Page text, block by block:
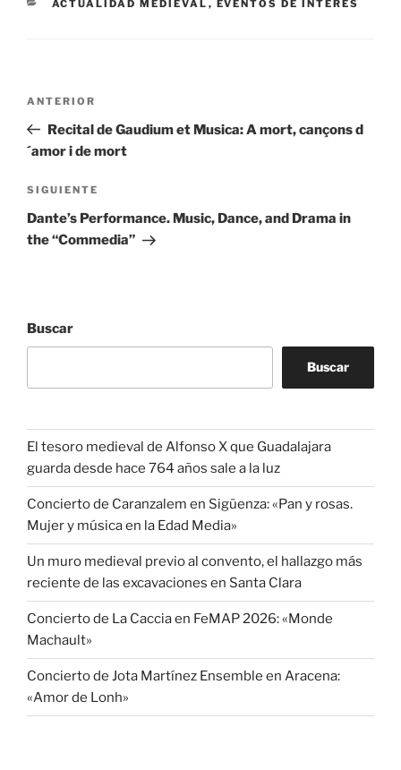
ACTUALIDAD MEDIEVAL , EVENTOS DE INTERÉS
entradas
Entrada
anterior:
ANTERIOR
Recital de Gaudium et Musica: A mort, cançons d
´amor i de mort
Siguiente
entrada
SIGUIENTE
Dante’s Performance. Music, Dance, and Drama in
the “Commedia”
Buscar
Buscar
El tesoro medieval de Alfonso X que Guadalajara
guarda desde hace 764 años sale a la luz
Concierto de Caranzalem en Sigüenza: «Pan y rosas.
Mujer y música en la Edad Media»
Un muro medieval previo al convento, el hallazgo más
reciente de las excavaciones en Santa Clara
Concierto de La Caccia en FeMAP 2026: «Monde
Machault»
Concierto de Jota Martínez Ensemble en Aracena:
«Amor de Lonh»